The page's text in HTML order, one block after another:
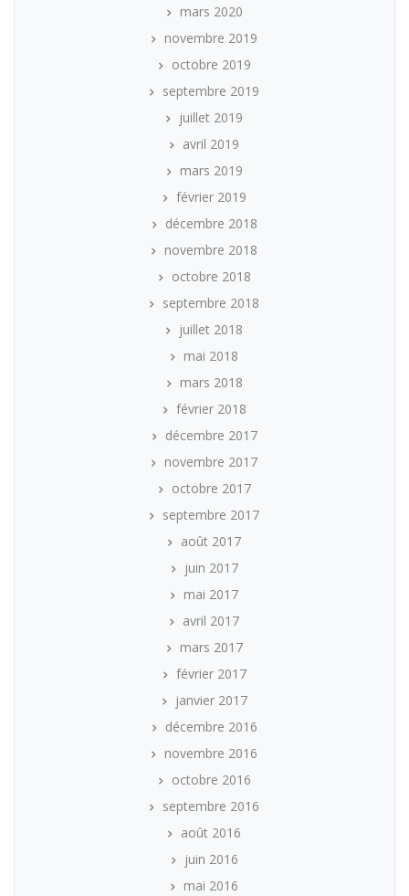
mars 2020
novembre 2019
octobre 2019
septembre 2019
juillet 2019
avril 2019
mars 2019
février 2019
décembre 2018
novembre 2018
octobre 2018
septembre 2018
juillet 2018
mai 2018
mars 2018
février 2018
décembre 2017
novembre 2017
octobre 2017
septembre 2017
août 2017
juin 2017
mai 2017
avril 2017
mars 2017
février 2017
janvier 2017
décembre 2016
novembre 2016
octobre 2016
septembre 2016
août 2016
juin 2016
mai 2016